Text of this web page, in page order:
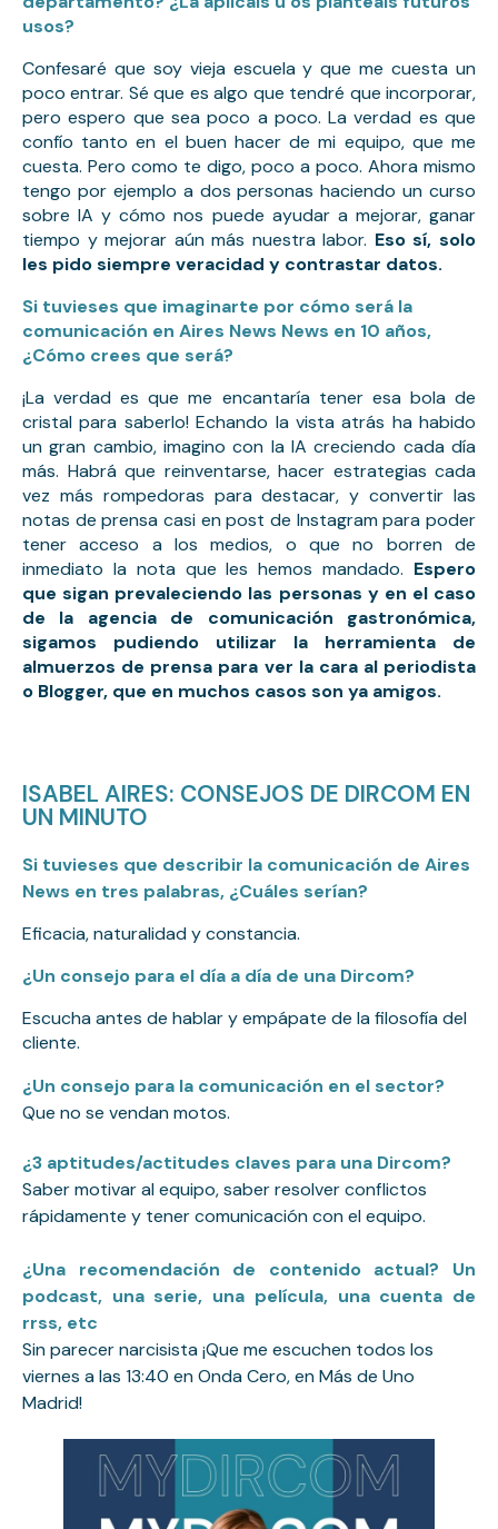
usos?
Confesaré que soy vieja escuela y que me cuesta un
poco entrar. Sé que es algo que tendré que incorporar,
pero espero que sea poco a poco. La verdad es que
confío tanto en el buen hacer de mi equipo, que me
cuesta. Pero como te digo, poco a poco. Ahora mismo
tengo por ejemplo a dos personas haciendo un curso
sobre IA y cómo nos puede ayudar a mejorar, ganar
tiempo y mejorar aún más nuestra labor. Eso sí, solo
les pido siempre veracidad y contrastar datos.
Si tuvieses que imaginarte por cómo será la
comunicación en Aires News News en 10 años,
¿Cómo crees que será?
¡La verdad es que me encantaría tener esa bola de
cristal para saberlo! Echando la vista atrás ha habido
un gran cambio, imagino con la IA creciendo cada día
más. Habrá que reinventarse, hacer estrategias cada
vez más rompedoras para destacar, y convertir las
notas de prensa casi en post de Instagram para poder
tener acceso a los medios, o que no borren de
inmediato la nota que les hemos mandado. Espero
que sigan prevaleciendo las personas y en el caso
de la agencia de comunicación gastronómica,
sigamos pudiendo utilizar la herramienta de
almuerzos de prensa para ver la cara al periodista
o Blogger, que en muchos casos son ya amigos.
ISABEL AIRES: CONSEJOS DE DIRCOM EN
UN MINUTO
Si tuvieses que describir la comunicación de Aires
News en tres palabras, ¿Cuáles serían?
Eficacia, naturalidad y constancia.
¿Un consejo para el día a día de una Dircom?
Escucha antes de hablar y empápate de la filosofía del
cliente.
¿Un consejo para la comunicación en el sector?
Que no se vendan motos.
¿3 aptitudes/actitudes claves para una Dircom?
Saber motivar al equipo, saber resolver conflictos
rápidamente y tener comunicación con el equipo.
¿Una recomendación de contenido actual? Un
podcast, una serie, una película, una cuenta de
rrss, etc
Sin parecer narcisista ¡Que me escuchen todos los
viernes a las 13:40 en Onda Cero, en Más de Uno
Madrid!